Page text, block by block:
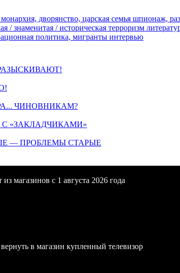
монархия, дворянство, царская семья шпионаж,
/ знаменитая / историческая терроризм
политика, мигранты интервью
ЧИНОВНИКАМ?
«ЗАКЛАДЧИКАМИ»
— ПРОБЛЕМЫ СТАРЫЕ
магазинов с 1 августа 2026 года
в магазин купленный телевизор